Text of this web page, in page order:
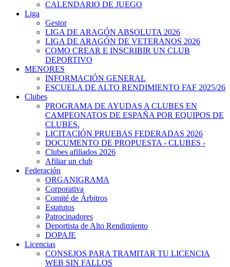
CALENDARIO DE JUEGO
Liga
Gestor
LIGA DE ARAGÓN ABSOLUTA 2026
LIGA DE ARAGÓN DE VETERANOS 2026
COMO CREAR E INSCRIBIR UN CLUB
DEPORTIVO
MENORES
INFORMACIÓN GENERAL
ESCUELA DE ALTO RENDIMIENTO FAF 2025/26
Clubes
PROGRAMA DE AYUDAS A CLUBES EN
CAMPEONATOS DE ESPAÑA POR EQUIPOS DE
CLUBES.
LICITACIÓN PRUEBAS FEDERADAS 2026
DOCUMENTO DE PROPUESTA - CLUBES -
Clubes afiliados 2026
Afiliar un club
Federación
ORGANIGRAMA
Corporativa
Comité de Árbitros
Estatutos
Patrocinadores
Deportista de Alto Rendimiento
DOPAJE
Licencias
CONSEJOS PARA TRAMITAR TU LICENCIA
WEB SIN FALLOS